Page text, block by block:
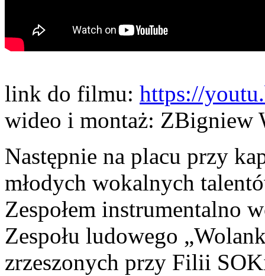
link do filmu: https://
wideo i montaż: ZBigniew
Następnie na placu przy
młodych wokalnych
Zespołem instrumentalno
Zespołu ludowego
zrzeszonych przy Filii